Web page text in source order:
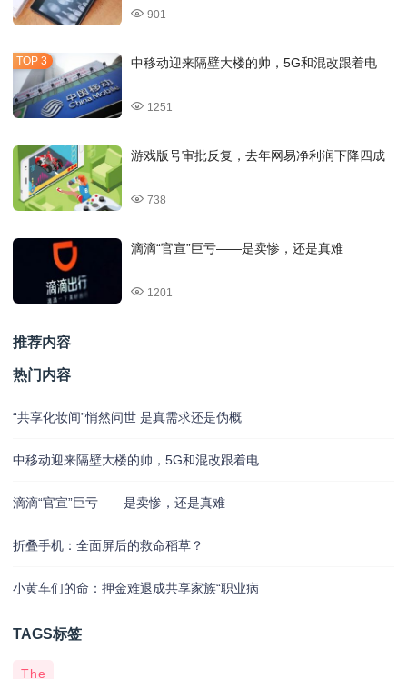
901
中移动迎来隔壁大楼的帅，5G和混改跟着电
1251
游戏版号审批反复，去年网易净利润下降四成
738
滴滴“官宣”巨亏——是卖惨，还是真难
1201
推荐内容
热门内容
“共享化妆间”悄然问世 是真需求还是伪概
中移动迎来隔壁大楼的帅，5G和混改跟着电
滴滴“官宣”巨亏——是卖惨，还是真难
折叠手机：全面屏后的救命稻草？
小黄车们的命：押金难退成共享家族“职业病
TAGS标签
The